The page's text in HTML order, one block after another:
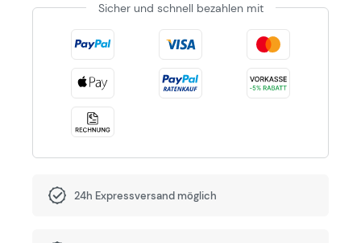
Sicher und schnell bezahlen mit
24h Expressversand möglich